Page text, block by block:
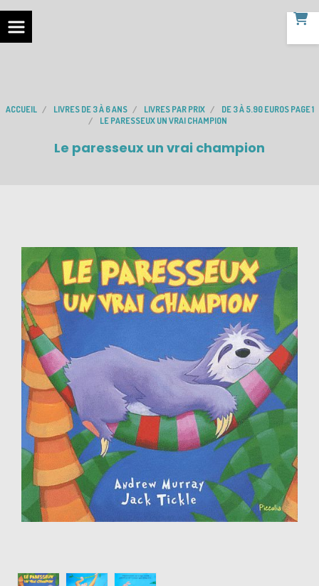
ACCUEIL LIVRES DE 3 À 6 ANS LIVRES PAR PRIX
DE 3 À 5.90 EUROS PAGE 1
LE PARESSEUX UN VRAI CHAMPION
Le paresseux un vrai champion